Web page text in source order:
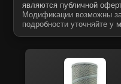
материалов,
коррозии, что
работу в сложных
площадок,
объектов.
являются публичной
Модификации возможны
подробности уточняйте у